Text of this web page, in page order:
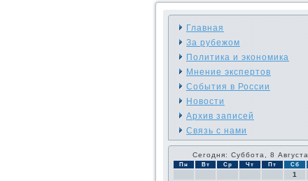
Главная
За рубежом
Политика и экономика
Мнение экспертов
События в России
Новости
Архив записей
Связь с нами
Сегодня: Суббота, 8 Августа
Пн Вт Ср Чт Пт Сб
1